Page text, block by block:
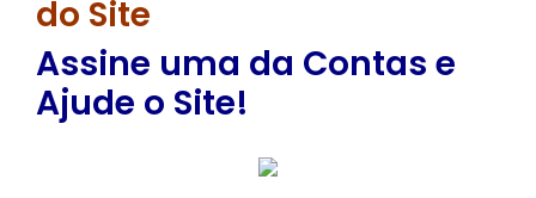
do Site
Assine uma da Contas e
Ajude o Site!